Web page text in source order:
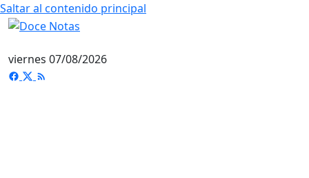
Saltar al contenido principal
viernes 07/08/2026